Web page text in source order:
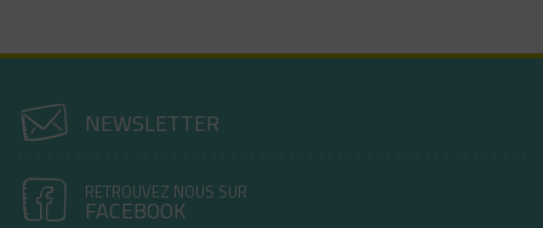
NEWSLETTER
RETROUVEZ NOUS SUR
FACEBOOK